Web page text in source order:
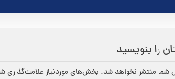
را بنویسید
شما منتشر نخواهد شد. بخش‌های موردنیاز علامت‌گذاری